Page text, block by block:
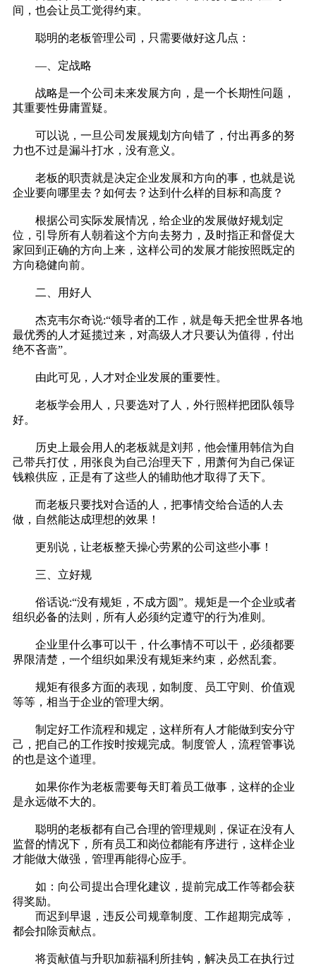
间，也会让员工觉得约束。
聪明的老板管理公司，只需要做好这几点：
—、 定战略
战略是一个公司未来发展方向，是一个长期性问题，
其重要性毋庸置疑。
可以说，一旦公司发展规划方向错了，付出再多的努
力也不过是漏斗打水，没有意义。
老板的职责就是决定企业发展和方向的事，也就是说
企业要向哪里去？如何去？达到什么样的目标和高度？
根据公司实际发展情况，给企业的发展做好规划定
位，引导所有人朝着这个方向去努力，及时指正和督促大
家回到正确的方向上来，这样公司的发展才能按照既定的
方向稳健向前。
二、 用好人
杰克韦尔奇说:“领导者的工作，就是每天把全世界各地
最优秀的人才延揽过来，对高级人才只要认为值得，付出
绝不吝啬”。
由此可见，人才对企业发展的重要性。
老板学会用人，只要选对了人，外行照样把团队领导
好。
历史上最会用人的老板就是刘邦，他会懂用韩信为自
己带兵打仗，用张良为自己治理天下，用萧何为自己保证
钱粮供应，正是有了这些人的辅助他才取得了天下。
而老板只要找对合适的人，把事情交给合适的人去
做，自然能达成理想的效果！
更别说，让老板整天操心劳累的公司这些小事！
三、 立好规
俗话说:“没有规矩，不成方圆”。规矩是一个企业或者
组织必备的法则，所有人必须约定遵守的行为准则。
企业里什么事可以干，什么事情不可以干，必须都要
界限清楚，一个组织如果没有规矩来约束，必然乱套。
规矩有很多方面的表现，如制度、员工守则、价值观
等等，相当于企业的管理大纲。
制定好工作流程和规定，这样所有人才能做到安分守
己，把自己的工作按时按规完成。制度管人，流程管事说
的也是这个道理。
如果你作为老板需要每天盯着员工做事，这样的企业
是永远做不大的。
聪明的老板都有自己合理的管理规则，保证在没有人
监督的情况下，所有员工和岗位都能有序进行，这样企业
才能做大做强，管理再能得心应手。
如：向公司提出合理化建议，提前完成工作等都会获
得奖励。
而迟到早退，违反公司规章制度、工作超期完成等，
都会扣除贡献点。
将贡献值与升职加薪福利所挂钩，解决员工在执行过